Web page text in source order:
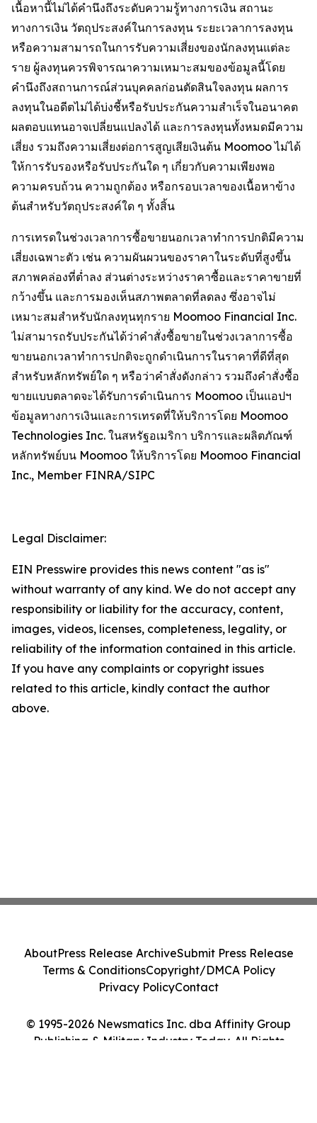
เนื้อหานี้ไม่ได้คำนึงถึงระดับความรู้ทางการเงิน สถานะ
ทางการเงิน วัตถุประสงค์ในการลงทุน ระยะเวลาการลงทุน
หรือความสามารถในการรับความเสี่ยงของนักลงทุนแต่ละ
ราย ผู้ลงทุนควรพิจารณาความเหมาะสมของข้อมูลนี้โดย
คำนึงถึงสถานการณ์ส่วนบุคคลก่อนตัดสินใจลงทุน ผลการ
ลงทุนในอดีตไม่ได้บ่งชี้หรือรับประกันความสำเร็จในอนาคต
ผลตอบแทนอาจเปลี่ยนแปลงได้ และการลงทุนทั้งหมดมีความ
เสี่ยง รวมถึงความเสี่ยงต่อการสูญเสียเงินต้น Moomoo ไม่ได้
ให้การรับรองหรือรับประกันใด ๆ เกี่ยวกับความเพียงพอ
ความครบถ้วน ความถูกต้อง หรือกรอบเวลาของเนื้อหาข้าง
ต้นสำหรับวัตถุประสงค์ใด ๆ ทั้งสิ้น
การเทรดในช่วงเวลาการซื้อขายนอกเวลาทำการปกติมีความ
เสี่ยงเฉพาะตัว เช่น ความผันผวนของราคาในระดับที่สูงขึ้น
สภาพคล่องที่ต่ำลง ส่วนต่างระหว่างราคาซื้อและราคาขายที่
กว้างขึ้น และการมองเห็นสภาพตลาดที่ลดลง ซึ่งอาจไม่
เหมาะสมสำหรับนักลงทุนทุกราย Moomoo Financial Inc.
ไม่สามารถรับประกันได้ว่าคำสั่งซื้อขายในช่วงเวลาการซื้อ
ขายนอกเวลาทำการปกติจะถูกดำเนินการในราคาที่ดีที่สุด
สำหรับหลักทรัพย์ใด ๆ หรือว่าคำสั่งดังกล่าว รวมถึงคำสั่งซื้อ
ขายแบบตลาดจะได้รับการดำเนินการ Moomoo เป็นแอปฯ
ข้อมูลทางการเงินและการเทรดที่ให้บริการโดย Moomoo
Technologies Inc. ในสหรัฐอเมริกา บริการและผลิตภัณฑ์
หลักทรัพย์บน Moomoo ให้บริการโดย Moomoo Financial
Inc., Member FINRA/SIPC
Legal Disclaimer:
EIN Presswire provides this news content "as is"
without warranty of any kind. We do not accept any
responsibility or liability for the accuracy, content,
images, videos, licenses, completeness, legality, or
reliability of the information contained in this article.
If you have any complaints or copyright issues
related to this article, kindly contact the author
above.
© 1995-2026 Newsmatics Inc. dba Affinity Group
Publishing & Military Industry Today. All Rights
AboutPress Release ArchiveSubmit Press Release
Terms & ConditionsCopyright/DMCA Policy
Privacy PolicyContact